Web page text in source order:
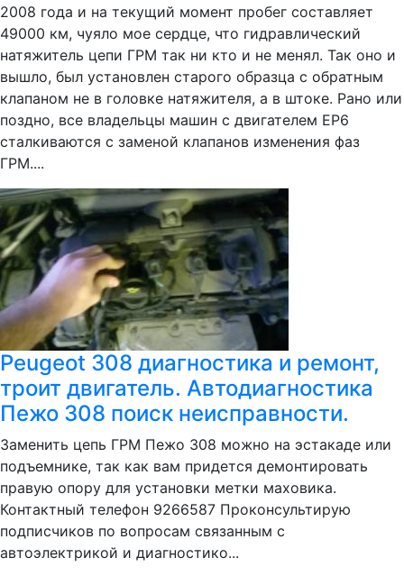
2008 года и на текущий момент пробег составляет
49000 км, чуяло мое сердце, что гидравлический
натяжитель цепи ГРМ так ни кто и не менял. Так оно и
вышло, был установлен старого образца с обратным
клапаном не в головке натяжителя, а в штоке. Рано или
поздно, все владельцы машин с двигателем EP6
сталкиваются с заменой клапанов изменения фаз
ГРМ....
Peugeot 308 диагностика и ремонт,
троит двигатель. Автодиагностика
Пежо 308 поиск неисправности.
Заменить цепь ГРМ Пежо 308 можно на эстакаде или
подъемнике, так как вам придется демонтировать
правую опору для установки метки маховика.
Контактный телефон 9266587 Проконсультирую
подписчиков по вопросам связанным с
автоэлектрикой и диагностико...